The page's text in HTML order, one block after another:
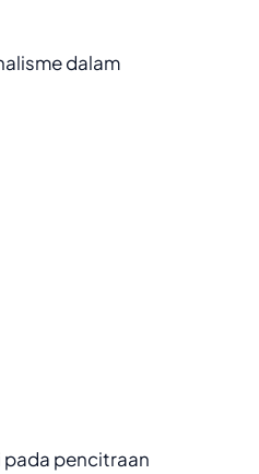
dalam
pada pencitraan